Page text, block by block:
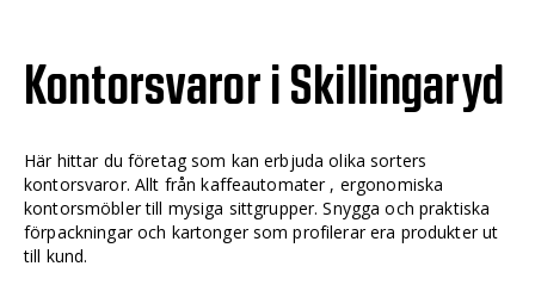
Kontorsvaror i Skillingaryd
Här hittar du företag som kan erbjuda olika sorters
kontorsvaror. Allt från kaffeautomater , ergonomiska
kontorsmöbler till mysiga sittgrupper. Snygga och praktiska
förpackningar och kartonger som profilerar era produkter ut
till kund.